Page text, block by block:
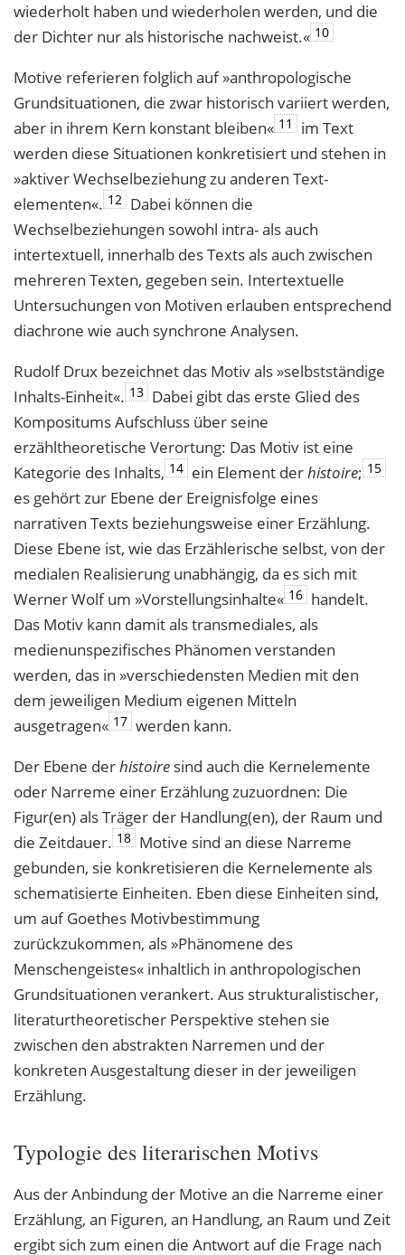
wiederholt haben und wiederholen werden, und die
der Dichter nur als historische nachweist.« 10
Motive referieren folglich auf »anthropologische
Grundsituationen, die zwar histo­risch variiert werden,
aber in ihrem Kern konstant bleiben« 11
im Text
werden diese Situationen konkretisiert und stehen in
»aktiver Wechselbeziehung zu anderen Text­
elementen«. 12 Dabei können die
Wechselbeziehungen sowohl intra- als auch
intertextuell, innerhalb des Texts als auch zwischen
mehreren Texten, gegeben sein. Intertextuelle
Untersuchungen von Motiven erlauben entsprechend
diachrone wie auch synchrone Analysen.
Rudolf Drux bezeichnet das Motiv als »selbstständige
Inhalts-Einheit«. 13 Dabei gibt das erste Glied des
Kompositums Aufschluss über seine
erzähltheoretische Verortung: Das Motiv ist eine
Kategorie des Inhalts, 14 ein Element derhistoire; 15
es gehört zur Ebene der Ereignisfolge eines
narrativen Texts beziehungsweise einer Erzählung.
Diese Ebene ist, wie das Erzählerische selbst, von der
medialen Realisierung unabhängig, da es sich mit
Werner Wolf um »Vorstellungsinhalte« 16 handelt.
Das Motiv kann damit als transmediales, als
medienunspezifisches Phänomen verstanden
werden, das in »verschiedensten Medien mit den
dem jeweiligen Medium eigenen Mitteln
ausgetragen« 17 werden kann.
Der Ebene derhistoire sind auch die Kernelemente
oder Narreme einer Erzählung zuzuordnen: Die
Figur(en) als Träger der Handlung(en), der Raum und
die Zeitdauer. 18 Motive sind an diese Narreme
gebunden, sie konkretisieren die Kernelemente als
schematisierte Einheiten. Eben diese Einheiten sind,
um auf Goethes Motivbestimmung
zurückzukommen, als »Phänomene des
Menschengeistes« inhaltlich in anthropologischen
Grundsituationen verankert. Aus strukturalistischer,
literaturtheoretischer Perspektive stehen sie
zwischen den abstrakten Narremen und der
konkreten Ausgestaltung dieser in der jeweiligen
Erzählung.
Typologie des literarischen Motivs
Aus der Anbindung der Motive an die Narreme einer
Erzählung, an Figuren, an Handlung, an Raum und Zeit
ergibt sich zum einen die Antwort auf die Frage nach